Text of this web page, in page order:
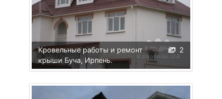
2
Кровельные работы и ремонт
крыши Буча, Ирпень.